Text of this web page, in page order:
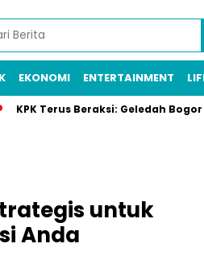
EKONOMI ENTERTAINMENT
KPK Terus Beraksi: Geledah
untuk
Anda